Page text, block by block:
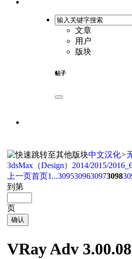
文章
用户
版块
帖子
中文汉化>
3dsMax（Design）2014/2015/
上一页首页1...3095309630973098
到第
页
确认
VRay Adv